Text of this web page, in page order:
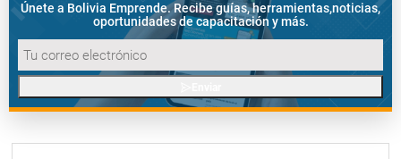
Únete a Bolivia Emprende. Recibe guías, herramientas,noticias,
oportunidades de capacitación y más.